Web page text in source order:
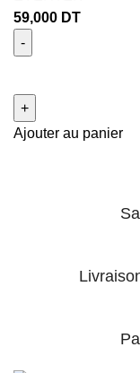
59,000 DT
Ajouter au panier